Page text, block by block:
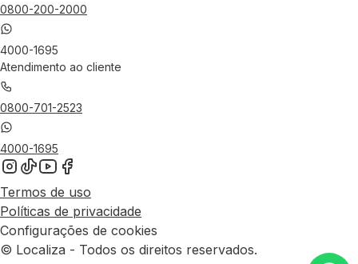
0800-200-2000
4000-1695
Atendimento ao cliente
0800-701-2523
4000-1695
Termos de uso
Políticas de privacidade
Configurações de cookies
© Localiza - Todos os direitos reservados.